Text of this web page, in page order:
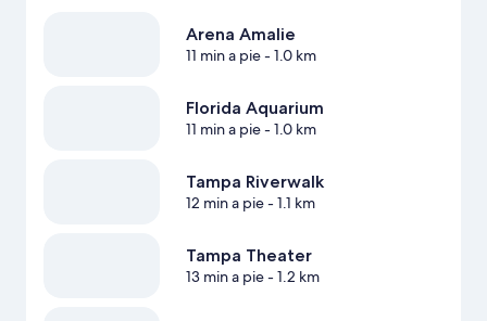
Arena Amalie
11 min a pie- 1.0 km
Florida Aquarium
11 min a pie- 1.0 km
Tampa Riverwalk
12 min a pie- 1.1 km
Tampa Theater
13 min a pie- 1.2 km